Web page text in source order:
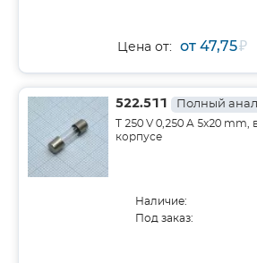
Цена от: от 47,75₽
522.511 Полный
T 250 V 0,250 A 5x20 mm,
корпусе
Наличие:
Под заказ: